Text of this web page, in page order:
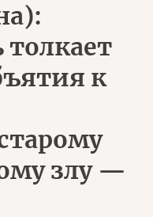
толкает
к
злу —